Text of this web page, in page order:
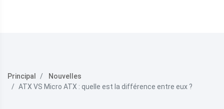
Principal
Nouvelles
ATX VS Micro ATX : quelle est la différence entre eux ?